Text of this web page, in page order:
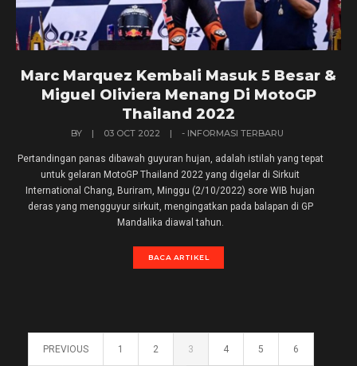
Marc Marquez Kembali Masuk 5 Besar &
Miguel Oliviera Menang Di MotoGP
Thailand 2022
BY | 03 OCT 2022 | - INFORMASI TERBARU
Pertandingan panas dibawah guyuran hujan, adalah istilah yang tepat
untuk gelaran MotoGP Thailand 2022 yang digelar di Sirkuit
International Chang, Buriram, Minggu (2/10/2022) sore WIB hujan
deras yang mengguyur sirkuit, mengingatkan pada balapan di GP
Mandalika diawal tahun.
BACA ARTIKEL
PREVIOUS 1 2 3 4 5 6